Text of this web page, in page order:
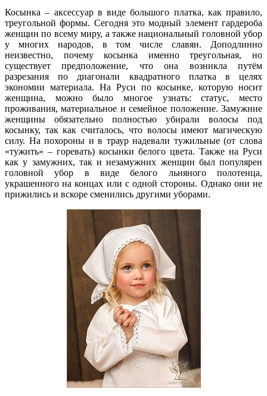
Косынка – аксессуар в виде большого платка, как правило,
треугольной формы. Сегодня это модный элемент гардероба
женщин по всему миру, а также национальный головной убор
у многих народов, в том числе славян. Доподлинно
неизвестно, почему косынка именно треугольная, но
существует предположение, что она возникла путём
разрезания по диагонали квадратного платка в целях
экономии материала. На Руси по косынке, которую носит
женщина, можно было многое узнать: статус, место
проживания, материальное и семейное положение. Замужние
женщины обязательно полностью убирали волосы под
косынку, так как считалось, что волосы имеют магическую
силу. На похороны и в траур надевали тужильные (от слова
«тужить» – горевать) косынки белого цвета. Также на Руси
как у замужних, так и незамужних женщин был популярен
головной убор в виде белого льняного полотенца,
украшенного на концах или с одной стороны. Однако они не
прижились и вскоре сменились другими уборами.